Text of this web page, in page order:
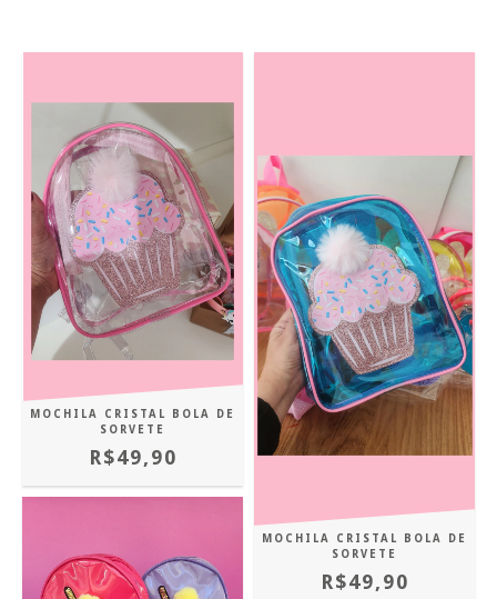
MOCHILA CRISTAL BOLA DE
SORVETE
R$49,90
MOCHILA CRISTAL BOLA DE
SORVETE
R$49,90